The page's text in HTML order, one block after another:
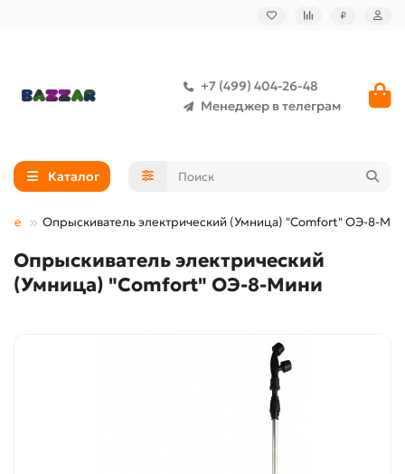
₽
+7 (499) 404-26-48
Менеджер в телеграм
Каталог
Опрыскиватель электрический (Умница) "Comfort" ОЭ-8-
Опрыскиватель электрический
(Умница) "Comfort" ОЭ-8-Мини